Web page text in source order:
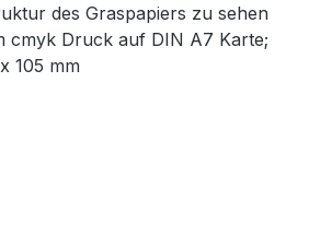
des Graspapiers zu sehen
cmyk Druck auf DIN A7 Karte;
105 mm